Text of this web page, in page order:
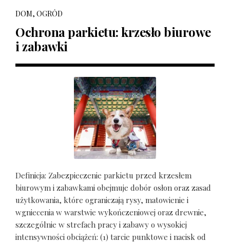
DOM, OGRÓD
Ochrona parkietu: krzesło biurowe
i zabawki
Definicja: Zabezpieczenie parkietu przed krzesłem
biurowym i zabawkami obejmuje dobór osłon oraz zasad
użytkowania, które ograniczają rysy, matowienie i
wgniecenia w warstwie wykończeniowej oraz drewnie,
szczególnie w strefach pracy i zabawy o wysokiej
intensywności obciążeń: (1) tarcie punktowe i nacisk od